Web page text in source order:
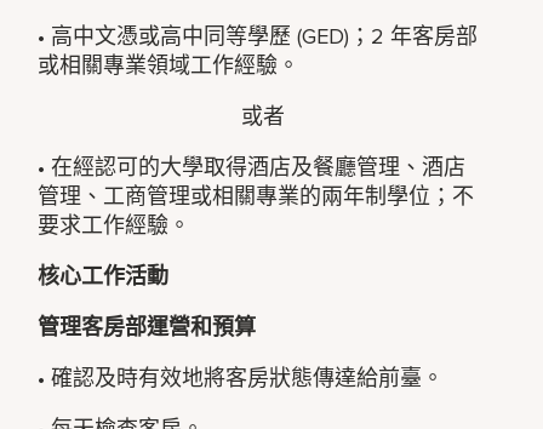
• 高中文憑或高中同等學歷 (GED)；2 年客房部
或相關專業領域工作經驗。
或者
• 在經認可的大學取得酒店及餐廳管理、酒店
管理、工商管理或相關專業的兩年制學位；不
要求工作經驗。
核心工作活動
管理客房部運營和預算
• 確認及時有效地將客房狀態傳達給前臺。